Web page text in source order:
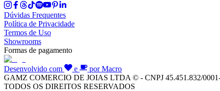
Dúvidas Frequentes
Política de Privacidade
Termos de Uso
Showrooms
Formas de pagamento
Desenvolvido com e
por Macro
GAMZ COMERCIO DE JOIAS LTDA © - CNPJ 45.451.832/
TODOS OS DIREITOS RESERVADOS